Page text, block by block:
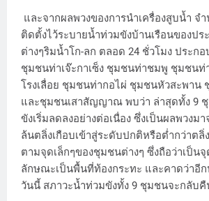
และจากผลพวงของการนำเครื่องสูบน้ำ จำ
ติดตั้งไว้ระบายน้ำท่วมขังบ้านเรือนของป
ต่างๆริมน้ำโก-ลก ตลอด 24 ชั่วโมง ประก
ชุมชนท่าเจ๊ะกาเซ็ง ชุมชนท่าชมพู ชุมชนท่
โรงเลื่อย ชุมชนท่ากอไผ่ ชุมชนหัวสะพาน
และชุมชนเสาสัญญาณ พบว่า ล่าสุดทั้ง 9
ขังเริ่มลดลงอย่างต่อเนื่อง ซึ่งเป็นผลพวงม
ล้นตลิ่งเกือบเข้าสู่ระดับปกติหรือต่ำกว่าตลิ่
ตามจุดเล็กๆของชุมชนต่างๆ ซึ่งถือว่าเป็น
ลักษณะเป็นพื้นที่ท้องกระทะ และคาดว่าอี
วันนี้ สภาวะน้ำท่วมขังทั้ง 9 ชุมชนจะกลับ